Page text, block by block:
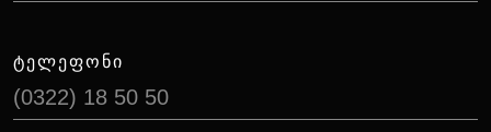
ᲢᲔᲚᲔᲤᲝᲜᲘ
(0322) 18 50 50